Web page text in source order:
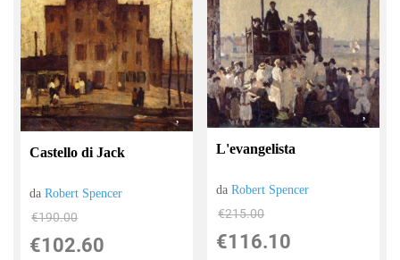
Castello di Jack
daRobert Spencer
€190.00
€102.60
L'evangelista
daRobert Spencer
€215.00
€116.10